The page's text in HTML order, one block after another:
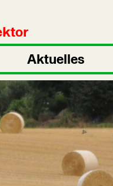
Aktuelles